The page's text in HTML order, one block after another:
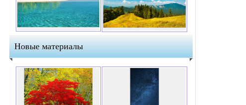
Новые материалы